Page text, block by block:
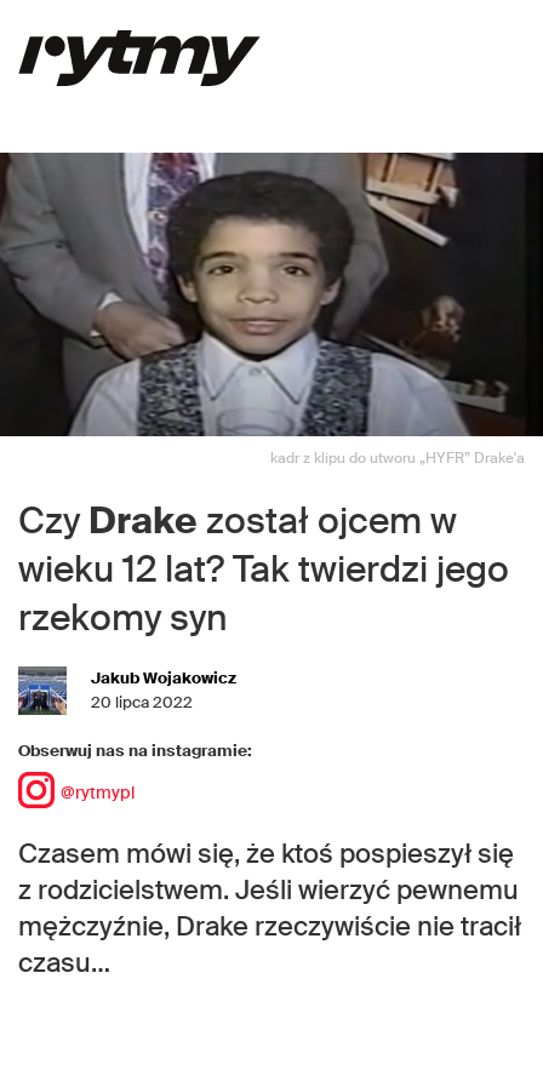
kadr z klipu do utworu „HYFR” Drake'a
Czy Drake został ojcem w
wieku 12 lat? Tak twierdzi jego
rzekomy syn
Jakub Wojakowicz
20 lipca 2022
Obserwuj nas na instagramie:
@rytmypl
Czasem mówi się, że ktoś pospieszył się
z rodzicielstwem. Jeśli wierzyć pewnemu
mężczyźnie, Drake rzeczywiście nie tracił
czasu…